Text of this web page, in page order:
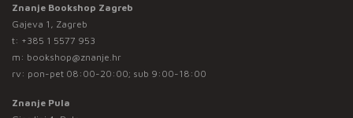
Znanje Bookshop Zagreb
Gajeva 1, Zagreb
t: +385 1 5577 953
m: bookshop@znanje.hr
rv: pon-pet 08:00-20:00; sub 9:00-18:00
Znanje Pula